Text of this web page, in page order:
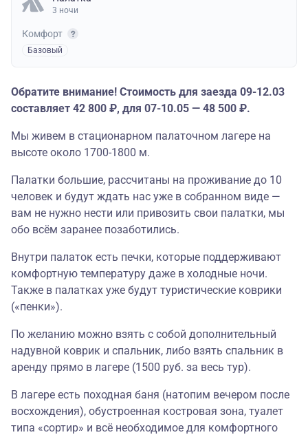
3 ночи
Комфорт
Базовый
Обратите внимание! Стоимость для заезда 09-12.03
составляет 42 800 ₽, для 07-10.05 — 48 500 ₽.
Мы живем в стационарном палаточном лагере на
высоте около 1700-1800 м.
Палатки большие, рассчитаны на проживание до 10
человек и будут ждать нас уже в собранном виде —
вам не нужно нести или привозить свои палатки, мы
обо всём заранее позаботились.
Внутри палаток есть печки, которые поддерживают
комфортную температуру даже в холодные ночи.
Также в палатках уже будут туристические коврики
(«пенки»).
По желанию можно взять с собой дополнительный
надувной коврик и спальник, либо взять спальник в
аренду прямо в лагере (1500 руб. за весь тур).
В лагере есть походная баня (натопим вечером после
восхождения), обустроенная костровая зона, туалет
типа «сортир» и всё необходимое для комфортного